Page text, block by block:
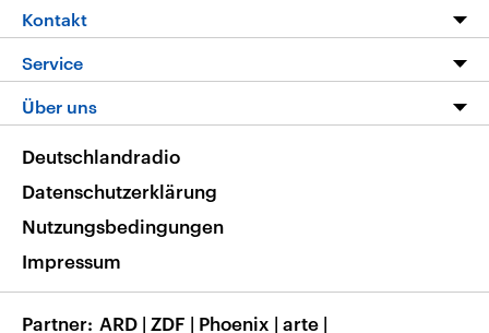
Die Nachrichten
Nachrichtenleicht
Neue Beiträge auf dlf.de
Livestream
Podcasts
Deutschlandfunk App
Nachrichten App
Frequenzen
Kontakt
Hörerservice
Service
FAQ
Veranstaltungen
Musikliste
RSS
Über uns
Barrierefreiheit
Deutschlandradio
Datenschutzerklärung
Nutzungsbedingungen
Impressum
Partner ARD | ZDF | Phoenix | arte |